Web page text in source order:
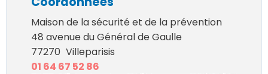
Maison de la sécurité et de la prévention
48 avenue du Général de Gaulle
77270 Villeparisis
01 64 67 52 86